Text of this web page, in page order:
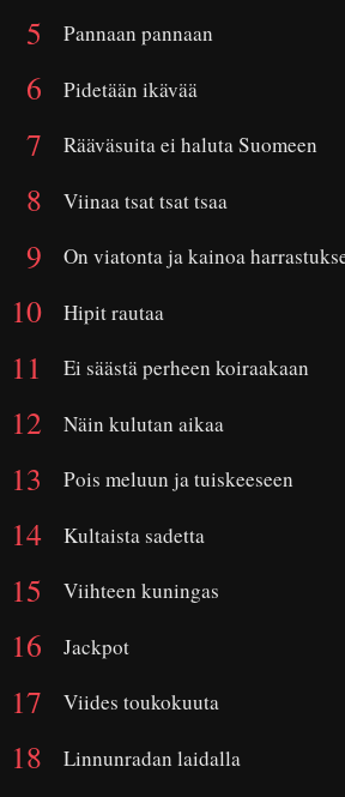
Pannaan pannaan
Pidetään ikävää
Rääväsuita ei haluta Suomeen
Viinaa tsat tsat tsaa
On viatonta ja kainoa
Hipit rautaa
Ei säästä perheen koiraakaan
Näin kulutan aikaa
Pois meluun ja tuiskeeseen
Kultaista sadetta
Viihteen kuningas
Jackpot
Viides toukokuuta
Linnunradan laidalla